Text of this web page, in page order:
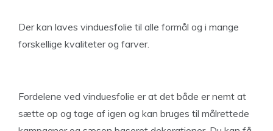
Der kan laves vinduesfolie til alle formål og i mange
forskellige kvaliteter og farver.
Fordelene ved vinduesfolie er at det både er nemt at
sætte op og tage af igen og kan bruges til målrettede